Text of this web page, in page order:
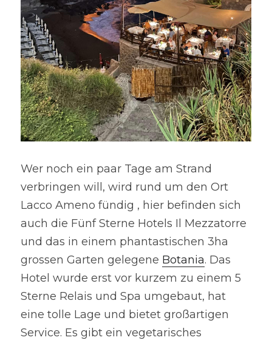
Wer noch ein paar Tage am Strand
verbringen will, wird rund um den Ort
Lacco Ameno fündig , hier befinden sich
auch die Fünf Sterne Hotels Il Mezzatorre
und das in einem phantastischen 3ha
grossen Garten gelegene Botania. Das
Hotel wurde erst vor kurzem zu einem 5
Sterne Relais und Spa umgebaut, hat
eine tolle Lage und bietet großartigen
Service. Es gibt ein vegetarisches